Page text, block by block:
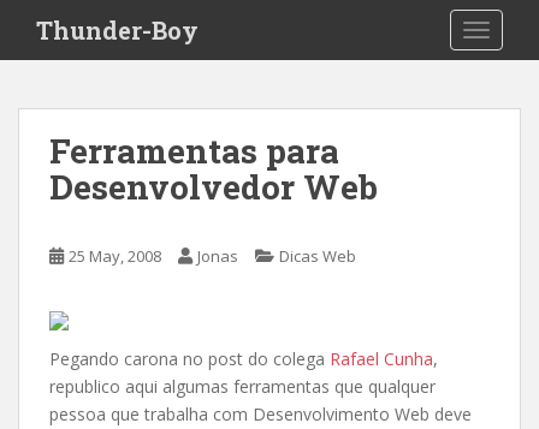
i
Thunder-Boy
Ferramentas para
Desenvolvedor Web
25 May, 2008 Jonas Dicas Web
Pegando carona no post do colega Rafael Cunha,
republico aqui algumas ferramentas que qualquer
pessoa que trabalha com Desenvolvimento Web deve